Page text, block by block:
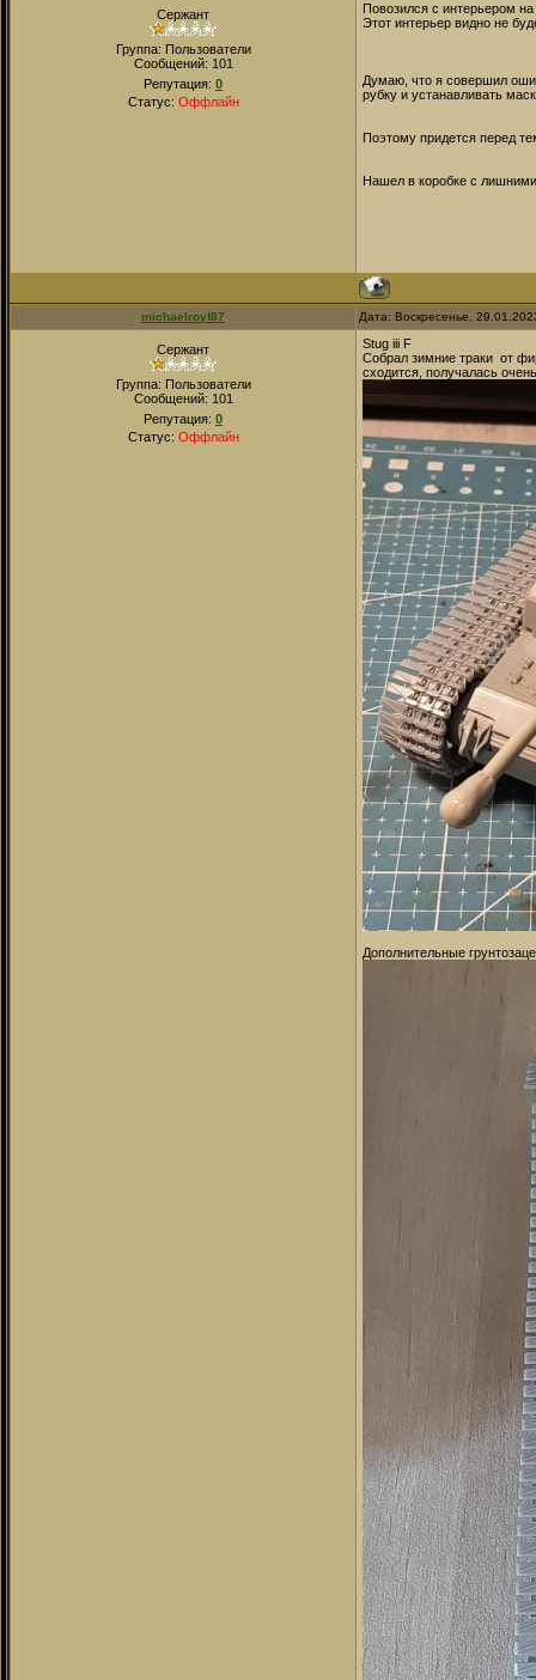
Сержант
Группа: Пользователи
Сообщений: 101
Репутация: 0
Статус: Оффлайн
Повозился с интерьером
Этот интерьер видно не
Думаю, что я совершил
рубку и устанавливать
Поэтому придется перед
Нашел в коробке с
michaelroyf87 Дата: Воскресенье,
Сержант
Группа: Пользователи
Сообщений: 101
Репутация: 0
Статус: Оффлайн
Stug iii F
Собрал зимние траки от
сходится, получалась
Дополнительные